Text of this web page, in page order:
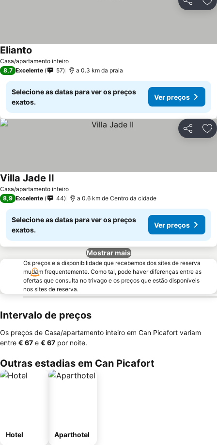
Partilhar
Casa/apartamento inteiro
Elianto
8,7 Excelente 57 a 0.3 km da praia
Selecione as datas para ver os preços
exatos.
Ver preços
Partilhar
Casa/apartamento inteiro
Villa Jade II
8,9 Excelente 44 a 0.6 km de Centro da cidade
Selecione as datas para ver os preços
exatos.
Ver preços
Mostrar mais
Os preços e a disponibilidade que recebemos dos sites de reserva
mudam frequentemente. Como tal, pode haver diferenças entre as
ofertas que consulta no trivago e os preços que estão disponíveis
nos sites de reserva.
Intervalo de preços
Os preços de Casa/apartamento inteiro em Can Picafort variam
entre ‎€ 67 e ‎€ 67 por noite.
Outras estadias em Can Picafort
Hotel Aparthotel